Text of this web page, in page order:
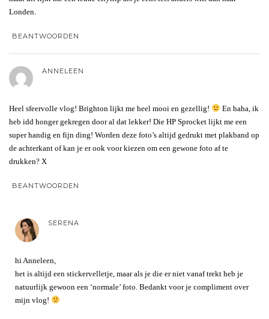
Londen.
BEANTWOORDEN
ANNELEEN
Heel sfeervolle vlog! Brighton lijkt me heel mooi en gezellig!
En haha, ik
heb idd honger gekregen door al dat lekker! Die HP Sprocket lijkt me een
super handig en fijn ding! Worden deze foto’s altijd gedrukt met plakband op
de achterkant of kan je er ook voor kiezen om een gewone foto af te
drukken? X
BEANTWOORDEN
SERENA
hi Anneleen,
het is altijd een stickervelletje, maar als je die er niet vanaf trekt heb je
natuurlijk gewoon een ‘normale’ foto. Bedankt voor je compliment over
mijn vlog!